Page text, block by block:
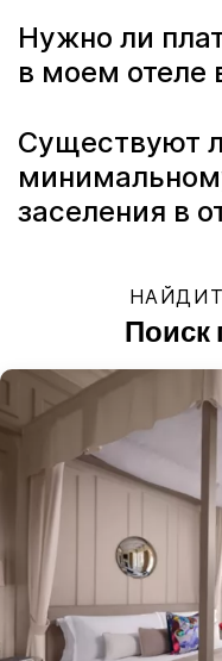
Нужно ли
в моем отеле
Существуют
заселения в
Поиск